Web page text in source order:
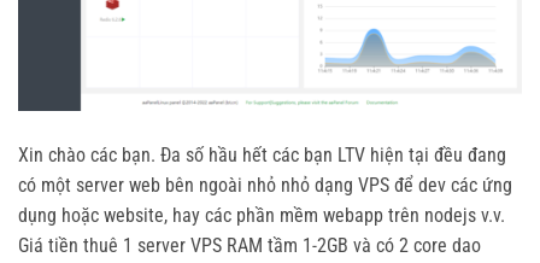
Xin chào các bạn. Đa số hầu hết các bạn LTV hiện tại đều đang
có một server web bên ngoài nhỏ nhỏ dạng VPS để dev các ứng
dụng hoặc website, hay các phần mềm webapp trên nodejs v.v.
Giá tiền thuê 1 server VPS RAM tầm 1-2GB và có 2 core dao